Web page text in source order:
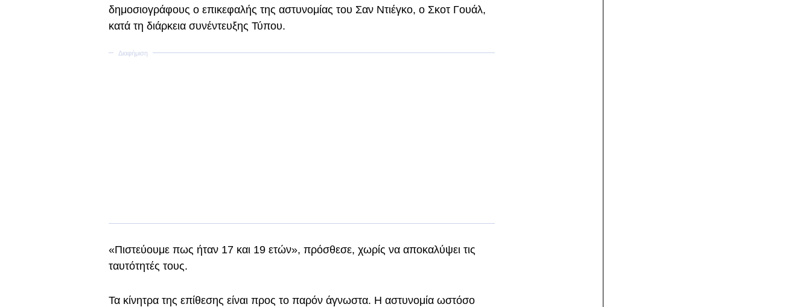
δημοσιογράφους ο επικεφαλής της αστυνομίας του Σαν Ντιέγκο, ο Σκοτ Γουάλ,
κατά τη διάρκεια συνέντευξης Τύπου.
«Πιστεύουμε πως ήταν 17 και 19 ετών», πρόσθεσε, χωρίς να αποκαλύψει τις
ταυτότητές τους.
Τα κίνητρα της επίθεσης είναι προς το παρόν άγνωστα. Η αστυνομία ωστόσο